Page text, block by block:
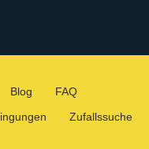
Blog
FAQ
Zufallssuche